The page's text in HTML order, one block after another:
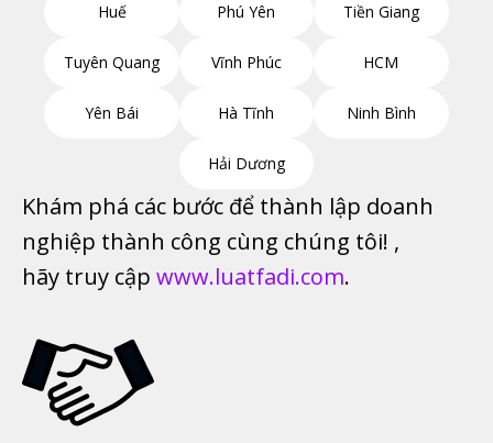
Huế Phú Yên Tiền Giang
Tuyên Quang Vĩnh Phúc HCM
Yên Bái Hà Tĩnh Ninh Bình
Hải Dương
Khám phá các bước để thành lập doanh
nghiệp thành công cùng chúng tôi! ,
hãy truy cập www.luatfadi.com.